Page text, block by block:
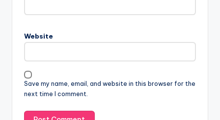
Website
Save my name, email, and website in this browser for the
next time I comment.